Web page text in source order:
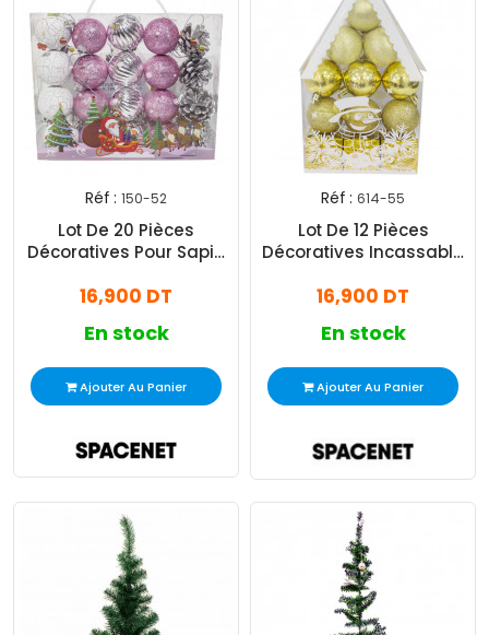
Réf : 150-52
Lot De 20 Pièces
Décoratives Pour Sapin
16,900 DT
En stock
Ajouter Au Panier
Réf : 614-55
Lot De 12 Pièces
Décoratives Incassable
16,900 DT
En stock
Ajouter Au Panier